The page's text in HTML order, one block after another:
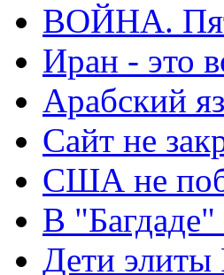
ВОЙНА.
Иран - это
Арабский
Сайт не
США не
В "Багдаде"
Дети